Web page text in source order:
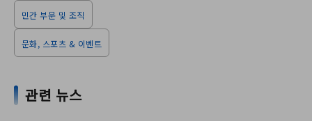
민간 부문 및 조직
문화, 스포츠 & 이벤트
관련 뉴스